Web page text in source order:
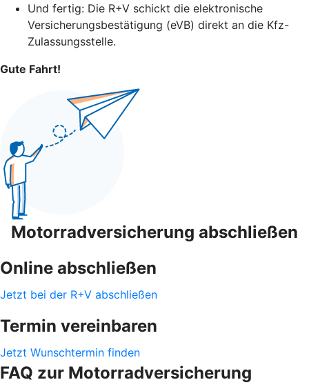
Und fertig: Die R+V schickt die elektronische
Versicherungsbestätigung (eVB) direkt an die Kfz-
Zulassungsstelle.
Gute Fahrt!
Motorradversicherung abschließen
Online abschließen
Jetzt bei der R+V abschließen
Termin vereinbaren
Jetzt Wunschtermin finden
FAQ zur Motorradversicherung